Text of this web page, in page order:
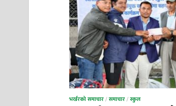
भर्खरको समाचार/समाचार/स्कुल